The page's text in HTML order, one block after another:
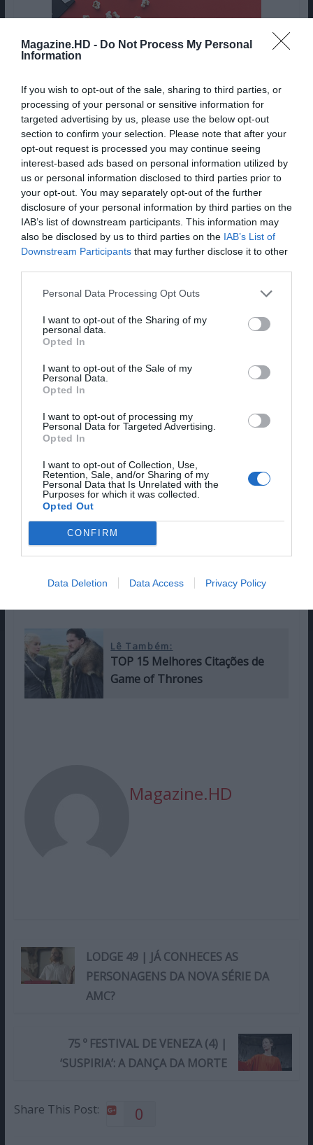
Magazine.HD - Do Not Process My Personal
Information
If you wish to opt-out of the sale, sharing to third parties, or
processing of your personal or sensitive information for
targeted advertising by us, please use the below opt-out
section to confirm your selection. Please note that after your
opt-out request is processed you may continue seeing
interest-based ads based on personal information utilized by
us or personal information disclosed to third parties prior to
your opt-out. You may separately opt-out of the further
disclosure of your personal information by third parties on the
IAB’s list of downstream participants. This information may
also be disclosed by us to third parties on the IAB’s List of
Downstream Participants that may further disclose it to other
Personal Data Processing Opt Outs
I want to opt-out of the Sharing of my
personal data.
Opted In
I want to opt-out of the Sale of my
Personal Data.
Opted In
I want to opt-out of processing my
Personal Data for Targeted Advertising.
Opted In
I want to opt-out of Collection, Use,
Retention, Sale, and/or Sharing of my
Personal Data that Is Unrelated with the
Purposes for which it was collected.
Opted Out
CONFIRM
Data Deletion Data Access Privacy Policy
A 3ª temporada é uma vez mais composta por 18
episódios. Fica o conselho: comecem já a preparar
os lenços de papel.
Série Elenco
Estreia
Siren –
Alex Roe, Eline Powell Syfy, 25 de setembro às
22h15
Us – T3
Sterling K. Brown
às 22h20
antecipas com mais expectativa o regresso de
“This Is Us” ou a estreia absoluta de “Maniac”?
Pub
Lê Também:
TOP 15 Melhores Citações de
Game of Thrones
Magazine.HD
LODGE 49 | JÁ CONHECES AS
PERSONAGENS DA NOVA SÉRIE DA
AMC?
75 º FESTIVAL DE VENEZA (4) |
‘SUSPIRIA’: A DANÇA DA MORTE
Share This Post: 0